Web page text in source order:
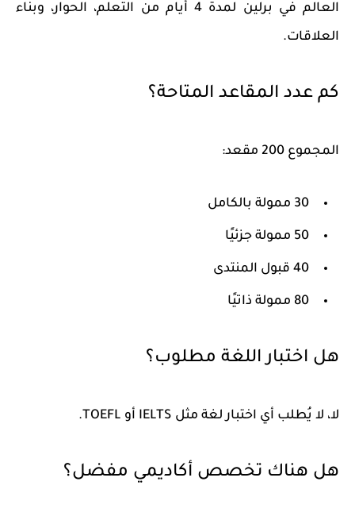
العالم في برلين لمدة 4 أيام من التعلم، الحوار، وبناء
العلاقات.
كم عدد المقاعد المتاحة؟
المجموع 200 مقعد:
30 ممولة بالكامل
50 ممولة جزئيًا
40 قبول المنتدى
80 ممولة ذاتيًا
هل اختبار اللغة مطلوب؟
لا، لا يُطلب أي اختبار لغة مثل IELTS أو TOEFL.
هل هناك تخصص أكاديمي مفضل؟